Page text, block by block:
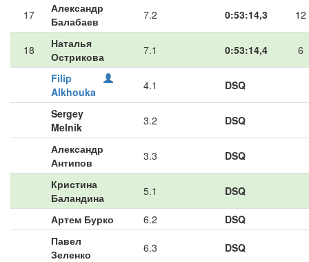
17
Александр
Балабаев
7.2 0:53:14,3 12
18
Наталья
Острикова
7.1 0:53:14,4 6
Filip
Alkhouka
4.1 DSQ
Sergey
Melnik
3.2 DSQ
Александр
Антипов
3.3 DSQ
Кристина
Баландина
5.1 DSQ
Артем Бурко 6.2
DSQ
Павел
Зеленко
6.3 DSQ